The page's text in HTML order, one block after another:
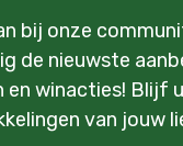
bij onze
de nieuwste
en winacties! Blijf
van jouw